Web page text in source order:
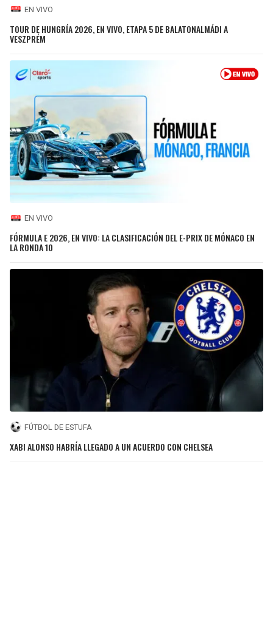
EN VIVO
TOUR DE HUNGRÍA 2026, EN VIVO, ETAPA 5 DE BALATONALMÁDI A
VESZPRÉM
EN VIVO
FÓRMULA E 2026, EN VIVO: LA CLASIFICACIÓN DEL E-PRIX DE MÓNACO EN
LA RONDA 10
FÚTBOL DE ESTUFA
XABI ALONSO HABRÍA LLEGADO A UN ACUERDO CON CHELSEA